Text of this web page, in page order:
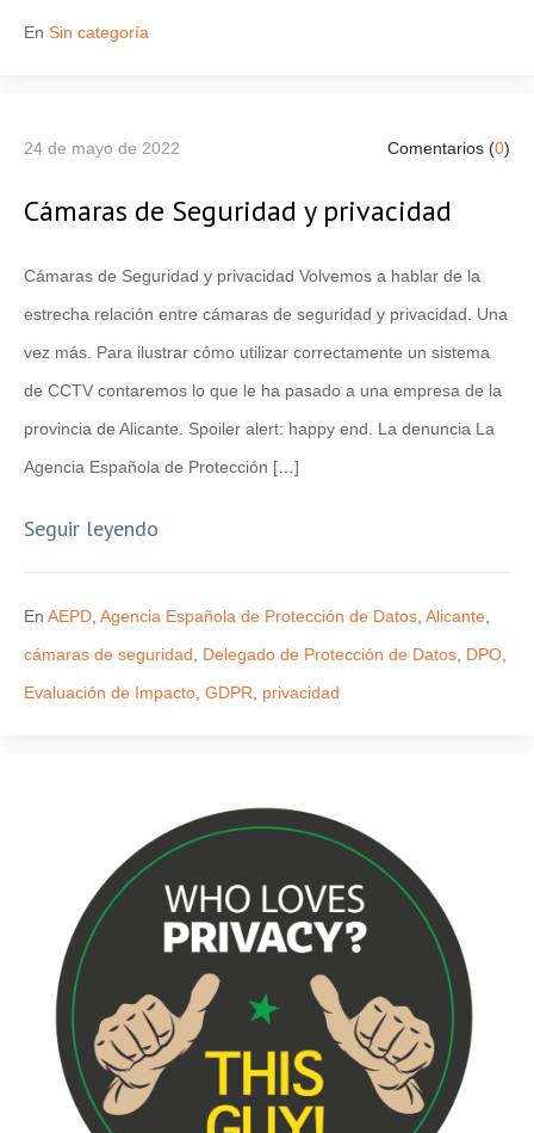
En Sin categoría
24 de mayo de 2022 Comentarios (0)
Cámaras de Seguridad y privacidad
Cámaras de Seguridad y privacidad Volvemos a hablar de la
estrecha relación entre cámaras de seguridad y privacidad. Una
vez más. Para ilustrar cómo utilizar correctamente un sistema
de CCTV contaremos lo que le ha pasado a una empresa de la
provincia de Alicante. Spoiler alert: happy end. La denuncia La
Agencia Española de Protección […]
Seguir leyendo
En AEPD Agencia Española de Protección de Datos Alicante
cámaras de seguridad
Delegado de Protección de Datos DPO
Evaluación de Impacto GDPR privacidad